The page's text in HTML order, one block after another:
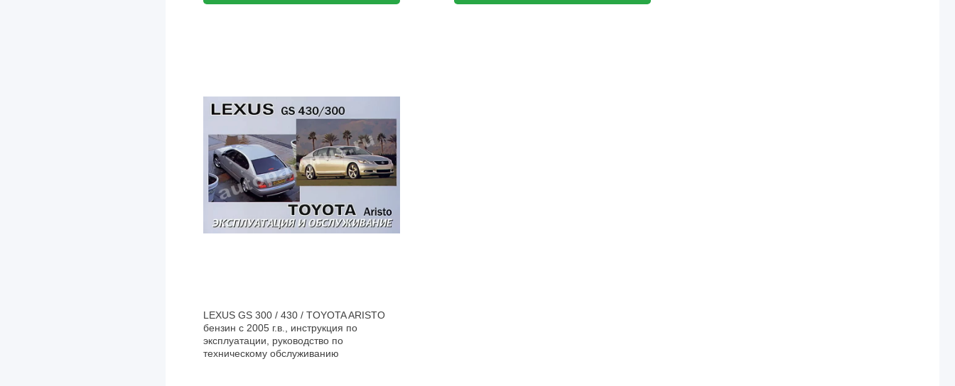
LEXUS GS 300 / 430 / TOYOTA ARISTO
бензин с 2005 г.в., инструкция по
эксплуатации, руководство по
техническому обслуживанию